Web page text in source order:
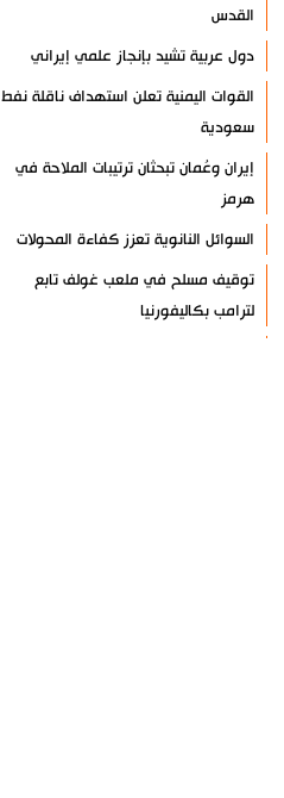
القدس
دول عربية تشيد بإنجاز علمي إيراني
القوات اليمنية تعلن استهداف ناقلة نفط
سعودية
إيران وعُمان تبحثان ترتيبات الملاحة في
هرمز
السوائل النانوية تعزز كفاءة المحولات
توقيف مسلح في ملعب غولف تابع
لترامب بكاليفورنيا